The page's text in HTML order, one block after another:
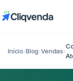
Início›Blog›Vendas›